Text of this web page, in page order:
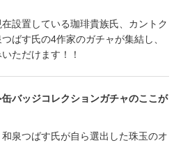
設置している珈琲貴族氏、カントク
ばす氏の4作家のガチャが集結し、
ただけます！！
ッジコレクションガチャのここが
泉つばす氏が自ら選出した珠玉のオ